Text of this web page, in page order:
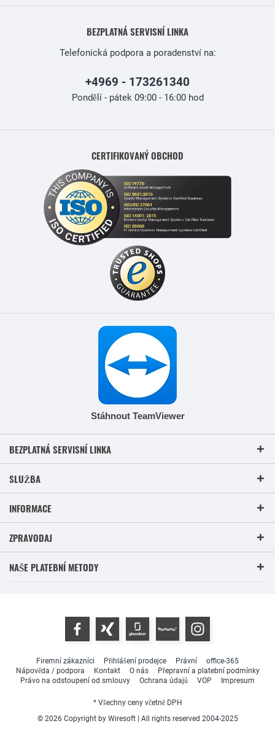
BEZPLATNÁ SERVISNÍ LINKA
Telefonická podpora a poradenství na:
+4969 - 173261340
Pondělí - pátek 09:00 - 16:00 hod
CERTIFIKOVANÝ OBCHOD
Stáhnout TeamViewer
BEZPLATNÁ SERVISNÍ LINKA
SLUŽBA
INFORMACE
ZPRAVODAJ
NAŠE PLATEBNÍ METODY
Firemní zákazníci Přihlášení prodejce Právní
office-365
Nápověda / podpora
Kontakt O nás
Přepravní a platební podmínky
Právo na odstoupení od smlouvy
Ochrana údajů VOP Impresum
* Všechny ceny včetně DPH
© 2026 Copyright by Wiresoft | All rights reserved 2004-2025